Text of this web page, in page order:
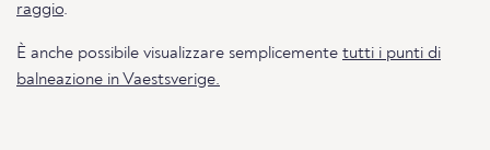
raggio.
È anche possibile visualizzare semplicemente tutti i punti di
balneazione in Vaestsverige.